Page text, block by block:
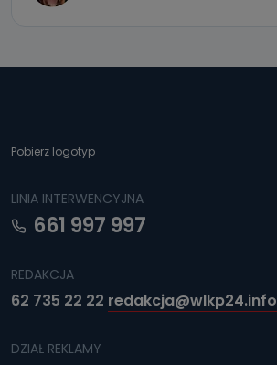
Pobierz logotyp
LINIA INTERWENCYJNA
661 997 997
REDAKCJA
62 735 22 22 redakcja@wlkp24.info
DZIAŁ REKLAMY